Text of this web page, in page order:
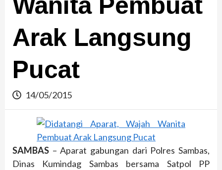
Wanita Pembuat
Arak Langsung
Pucat
14/05/2015
SAMBAS – Aparat gabungan dari Polres Sambas,
Dinas Kumindag Sambas bersama Satpol PP